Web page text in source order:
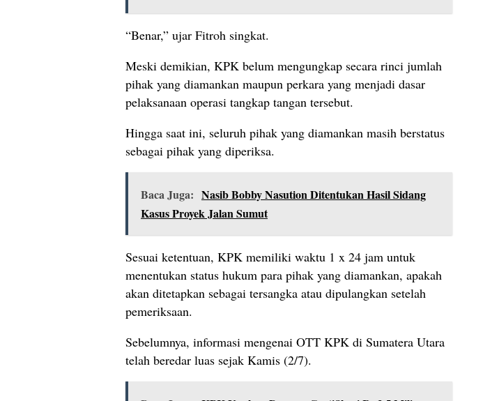
“Benar,” ujar Fitroh singkat.
Meski demikian, KPK belum mengungkap secara rinci jumlah
pihak yang diamankan maupun perkara yang menjadi dasar
pelaksanaan operasi tangkap tangan tersebut.
Hingga saat ini, seluruh pihak yang diamankan masih berstatus
sebagai pihak yang diperiksa.
Baca Juga: Nasib Bobby Nasution Ditentukan Hasil Sidang
Kasus Proyek Jalan Sumut
Sesuai ketentuan, KPK memiliki waktu 1 x 24 jam untuk
menentukan status hukum para pihak yang diamankan, apakah
akan ditetapkan sebagai tersangka atau dipulangkan setelah
pemeriksaan.
Sebelumnya, informasi mengenai OTT KPK di Sumatera Utara
telah beredar luas sejak Kamis (2/7).